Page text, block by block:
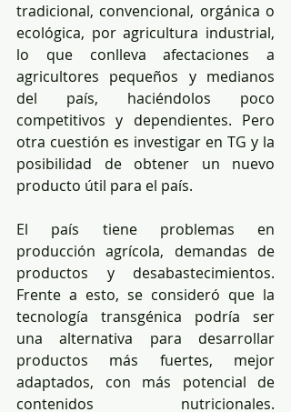
tradicional, convencional, orgánica o
ecológica, por agricultura industrial,
lo que conlleva afectaciones a
agricultores pequeños y medianos
del país, haciéndolos poco
competitivos y dependientes. Pero
otra cuestión es investigar en TG y la
posibilidad de obtener un nuevo
producto útil para el país.
El país tiene problemas en
producción agrícola, demandas de
productos y desabastecimientos.
Frente a esto, se consideró que la
tecnología transgénica podría ser
una alternativa para desarrollar
productos más fuertes, mejor
adaptados, con más potencial de
contenidos nutricionales.